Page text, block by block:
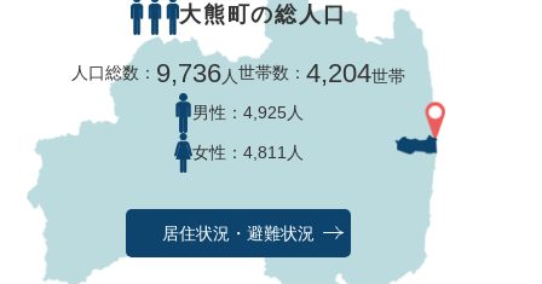
大熊町の総人口
人口総数： 9,736人世帯数：4,204世帯
男性： 4,925人
女性： 4,811人
居住状況・避難状況